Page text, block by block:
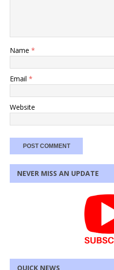
Name *
Email *
Website
NEVER MISS AN UPDATE
QUICK NEWS